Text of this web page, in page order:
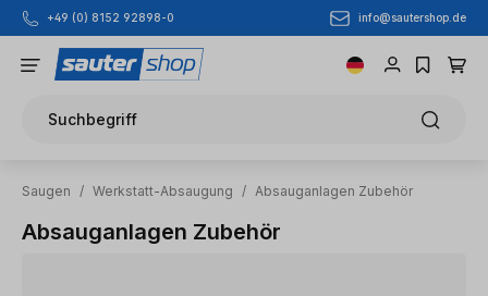
Zum Hauptinhalt springen
+49 (0) 8152 92898-0 info@sautershop.de
Suchbegriff
Saugen / Werkstatt-Absaugung / Absauganlagen Zubehör
Absauganlagen Zubehör